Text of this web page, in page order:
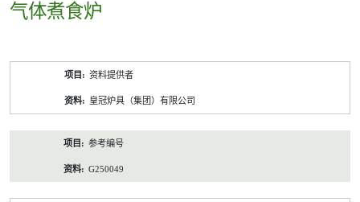
气体煮食炉
资料提供者
皇冠炉具（集团）有限公司
参考编号
G250049